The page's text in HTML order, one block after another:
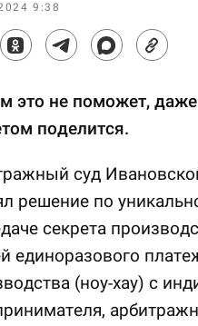
9:38
это не поможет,
поделится.
суд
решение по
секрета
единоразового
(ноу-хау) с